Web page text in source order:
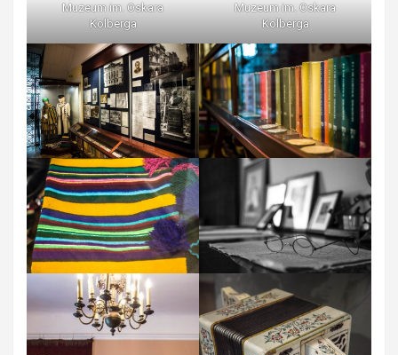
Muzeum im. Oskara
Kolberga
Muzeum im. Oskara
Kolberga